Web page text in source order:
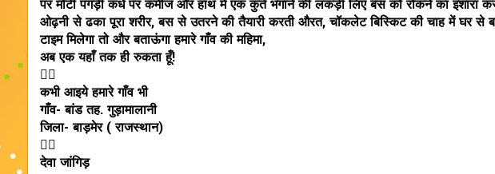
पर मोटी पगड़ी कंधे पर कमीज और हाथ में एक कुते भगाने की लकड़ी लिए बस को रोकने का इशारा
ओढ़नी से ढका पूरा शरीर, बस से उतरने की तैयारी करती औरत, चॉकलेट बिस्किट की चाह में घर
टाइम मिलेगा तो और बताऊंगा हमारे गाँव की महिमा,
अब एक यहाँ तक ही रुकता हूँ!

कभी आइये हमारे गाँव भी
गाँव- बांड तह. गुड़ामालानी
जिला- बाड़मेर ( राजस्थान)

देवा जांगिड़